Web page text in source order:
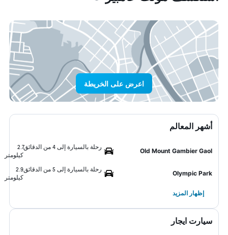
اعرض على الخريطة
أشهر المعالم
Old Mount Gambier Gaol
رحلة بالسيارة إلى 4 من الدقائق
2.7
كيلومتر
Olympic Park
رحلة بالسيارة إلى 5 من الدقائق
2.9
كيلومتر
إظهار المزيد
سيارت ايجار